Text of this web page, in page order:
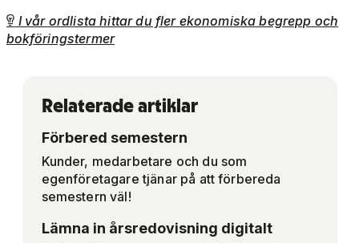
 I vår ordlista hittar du fler ekonomiska begrepp och
bokföringstermer
Relaterade artiklar
Förbered semestern
Kunder, medarbetare och du som
egenföretagare tjänar på att förbereda
semestern väl!
Lämna in årsredovisning digitalt